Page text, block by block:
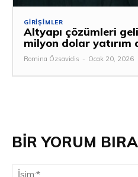
GIRIŞIMLER
Altyapı çözümleri
milyon dolar yatırım
Romina Özsavidis - Ocak 20, 2026
BİR YORUM